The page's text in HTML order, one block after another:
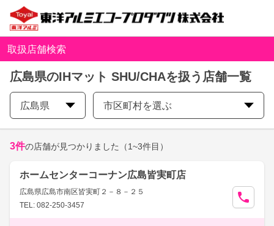
取扱店舗検索
広島県のIHマット SHU/CHAを扱う店舗一覧
広島県 市区町村を選ぶ
3件の店舗が見つかりました （1~3件目）
ホームセンターコーナン広島皆実町店
広島県広島市南区皆実町２－８－２５
TEL: 082-250-3457